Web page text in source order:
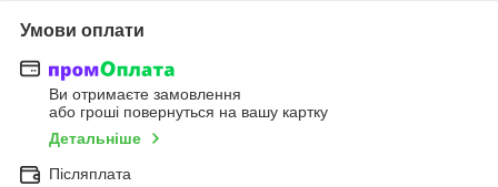
Умови оплати
Ви отримаєте замовлення
або гроші повернуться на вашу картку
Детальніше
Післяплата